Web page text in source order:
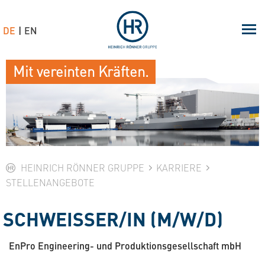
HEINRICH RÖNNER GRUPPE
KARRIERE
STELLENANGEBOTE
SCHWEISSER/IN (M/W/D)
EnPro Engineering- und Produktions­gesellschaft mbH
Mit vereinten Kräften.
DE EN